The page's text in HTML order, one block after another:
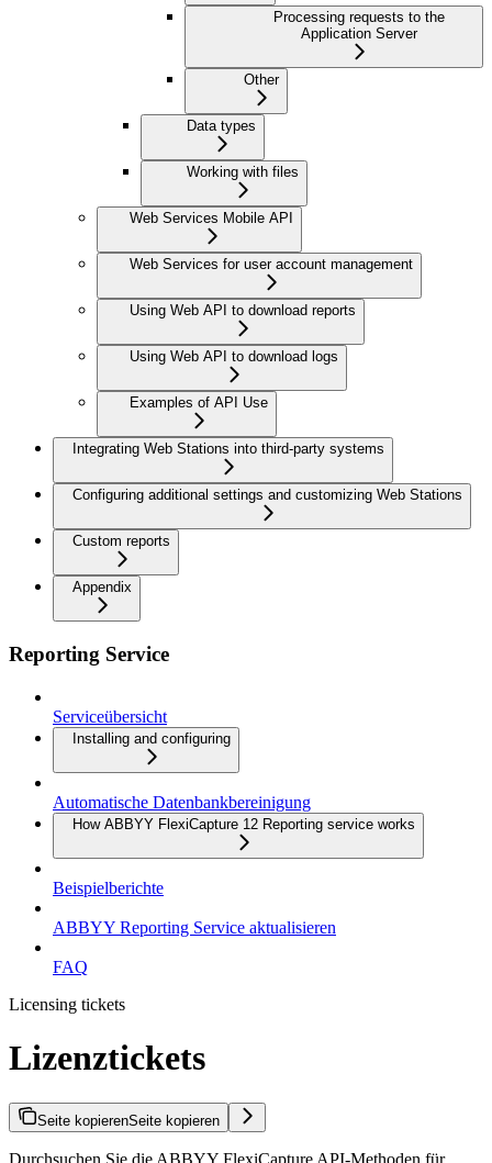
Processing requests to the
Application Server
Other
Data types
Working with files
Web Services Mobile API
Web Services for user account management
Using Web API to download reports
Using Web API to download logs
Examples of API Use
Integrating Web Stations into third-party systems
Configuring additional settings and customizing Web Stations
Custom reports
Appendix
Reporting Service
Serviceübersicht
Installing and configuring
Automatische Datenbankbereinigung
How ABBYY FlexiCapture 12 Reporting service works
Beispielberichte
ABBYY Reporting Service aktualisieren
FAQ
Licensing tickets
Lizenztickets
Seite kopierenSeite kopieren
Durchsuchen Sie die ABBYY FlexiCapture API-Methoden für